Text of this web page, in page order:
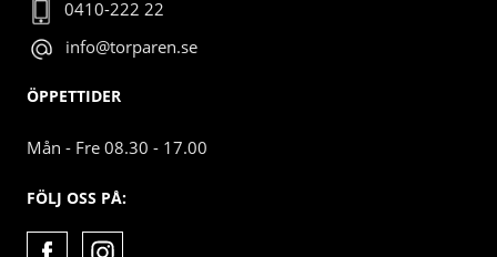
0410-222 22
info@torparen.se
ÖPPETTIDER
Mån - Fre 08.30 - 17.00
FÖLJ OSS PÅ: